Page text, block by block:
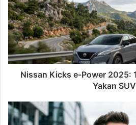
Nissan Kicks e-Power 2025:
Yakan SUV